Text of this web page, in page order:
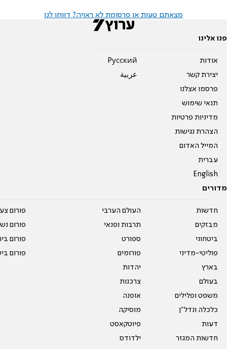
מצאתם טעות או פרסומת לא ראויה? דווחו לנו
פנו אלינו
אודות
יצירת קשר
פרסמו אצלנו
תנאי שימוש
מדיניות פרטיות
הצהרת נגישות
המייל האדום
עברית
English
Pусский
عربية
מדורים
חדשות
מבזקים
ביטחוני
פוליטי-מדיני
בארץ
בעולם
משפט ופלילים
כלכלה ונדל"ן
דעות
חדשות המגזר
העולם הערבי
תרבות ופנאי
ספורט
פורומים
יהדות
צרכנות
אופנה
מוסיקה
פיוטקאסט
ילדודס
פורום
פורום
פורום
פורום